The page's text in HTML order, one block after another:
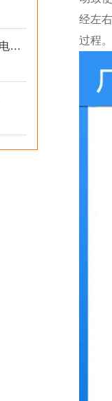
双电压柴油发电机适配多元场景用电需求
经左
过程